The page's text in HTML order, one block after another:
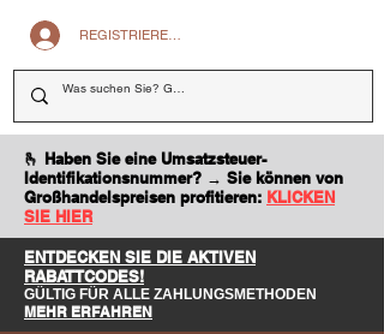
REGISTRIEREN SIE SICH AUF DER WEBSITE
🫰 Haben Sie eine Umsatzsteuer-
Identifikationsnummer? → Sie können von
Großhandelspreisen profitieren: KLICKEN
SIE HIER
ENTDECKEN SIE DIE AKTIVEN
RABATTCODES!
GÜLTIG FÜR ALLE ZAHLUNGSMETHODEN
MEHR ERFAHREN